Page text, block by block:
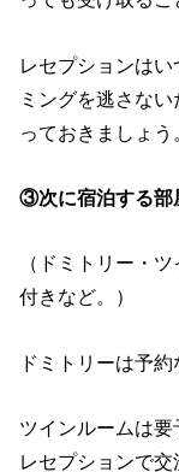
レセプションは
ミングを逃さな
っておきましょう
③次に宿泊する部
（ドミトリー・
付きなど。）
ドミトリーは予約
ツインルームは
レセプションで交